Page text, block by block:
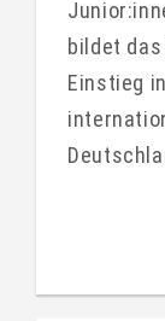
bildet
Einstieg